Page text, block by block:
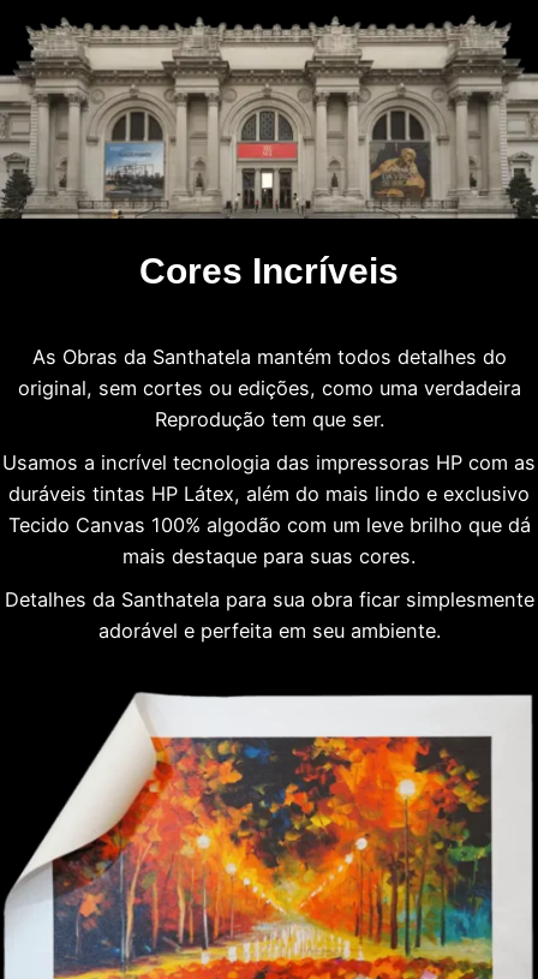
Cores Incríveis
As Obras da Santhatela mantém todos detalhes do
original, sem cortes ou edições, como uma verdadeira
Reprodução tem que ser.
Usamos a incrível tecnologia das impressoras HP com as
duráveis tintas HP Látex, além do mais lindo e exclusivo
Tecido Canvas 100% algodão com um leve brilho que dá
mais destaque para suas cores.
Detalhes da Santhatela para sua obra ficar simplesmente
adorável e perfeita em seu ambiente.